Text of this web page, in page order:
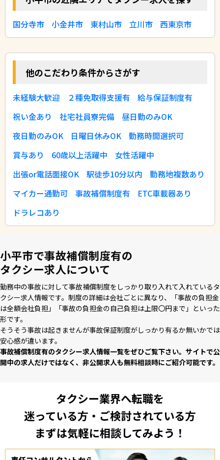
国分寺市 小金井市 東村山市 立川市 西東京市
他のこだわり条件からさがす
未経験大歓迎 ２種免取得支援有
給与保証制度有
祝い金あり
社宅社員寮完備
昼日勤のみOK
夜日勤のみOK
日曜日休みOK
勤務時間選択可
賞与あり
60歳以上活躍中
女性活躍中
出張or電話面接OK
駅徒歩10分以内
勤務地複数あり
マイカー通勤可
事故補償制度有
ETC車載器あり
ドラレコあり
小平市で事故補償制度有の
タクシー求人について
勤務中の事故に対して事故補償制度をしっかり取り⼊れて⼊れているタ
クシー求⼈情報です。制度の詳細は会社ごとに異なり、「事故の負担⾦
は全額会社負担」「事故の負担⾦の⾃⼰負担は上限〇円まで」といった
形です。
そうそう事故は起きませんが事故保証制度がしっかり有るか無いかでは
安⼼感が違います。
事故補償制度有のタクシー求⼈情報⼀覧をぜひご覧下さい。サイトで公
開中の求⼈だけではなく、⾮公開求⼈も無料相談時にご紹介可能です。
タクシー業界へ転職を
迷っている方・ご検討されている方
まずは気軽に相談してみよう！